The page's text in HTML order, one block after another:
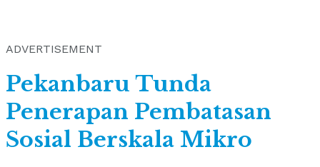
ADVERTISEMENT
Pekanbaru Tunda
Penerapan Pembatasan
Sosial Berskala Mikro